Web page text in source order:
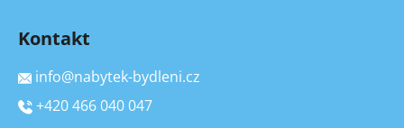
Kontakt
info@nabytek-bydleni.cz
+420 466 040 047